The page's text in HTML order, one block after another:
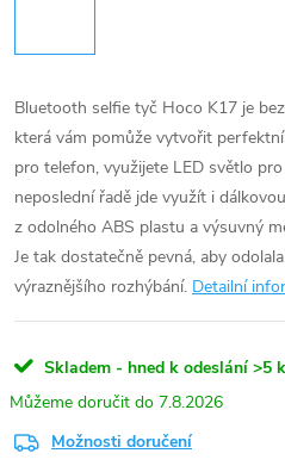
Bluetooth selfie tyč Hoco K17 je
která vám pomůže vytvořit
pro telefon, využijete LED světlo
neposlední řadě jde využít i
z odolného ABS plastu a výsuvný
Je tak dostatečně pevná, aby
výraznějšího rozhýbání. Detailní
Skladem - hned k odeslání >5
7.8.2026
Možnosti doručení